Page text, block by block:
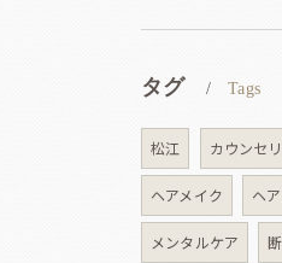
タグ Tags
松江 カウンセ
ヘアメイク ヘ
メンタルケア